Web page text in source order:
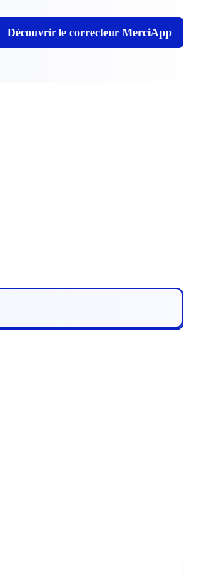
Découvrir le correcteur MerciApp